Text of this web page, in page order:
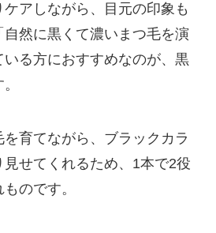
ケアしながら、目元の印象も
然に黒くて濃いまつ毛を演
る方におすすめなのが、黒
育てながら、ブラックカラ
せてくれるため、1本で2役
のです。